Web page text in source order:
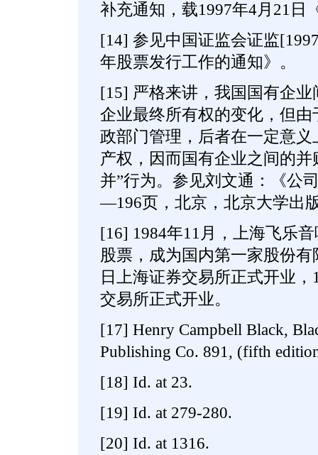
补充通知，载1997年4月21日
[14] 参见中国证监会证监
年股票发行工作的通知》。
[15] 严格来讲，我国国有企
企业最终所有权的变化，但
政部门管理，后者在一定意
产权，因而国有企业之间的
并”行为。参见刘文通：《公
—196页，北京，北京大学出
[16] 1984年11月，上海飞乐
股票，成为国内第一家股份有
日上海证券交易所正式开业
交易所正式开业。
[17] Henry Campbell Black,
Publishing Co. 891, (fifth
[18] Id. at 23.
[19] Id. at 279-280.
[20] Id. at 1316.